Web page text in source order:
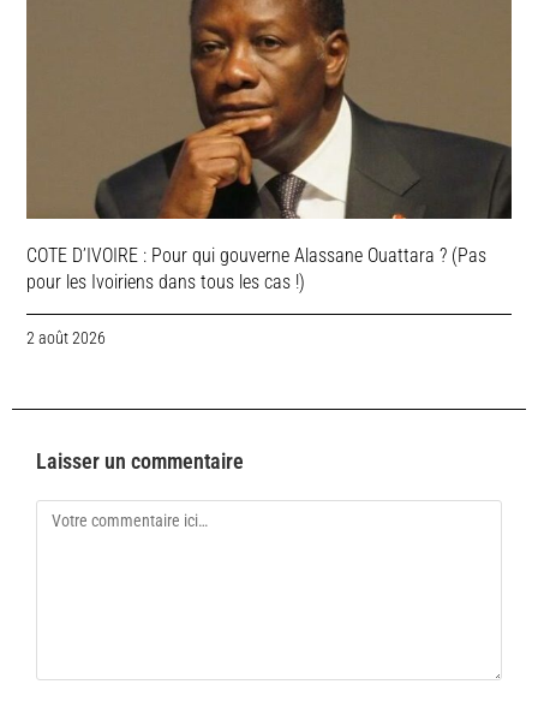
COTE D’IVOIRE : Pour qui gouverne Alassane Ouattara ? (Pas
pour les Ivoiriens dans tous les cas !)
2 août 2026
Laisser un commentaire